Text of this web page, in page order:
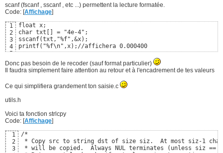
scanf (fscanf , sscanf , etc ...) permettent la lecture formatée.
Code: [Affichage]
1
2
3
4
5
float x;
char txt[] = "4e-4";
sscanf(txt,"%f",&x);
printf("%f\n",x);//affichera 0.000400
Donc pas besoin de le recoder (sauf format particulier)
Il faudra simplement faire attention au retour et à l'encadrement de tes valeurs
Ce qui simplifiera grandement ton saisie.c
utils.h
Voici ta fonction strlcpy
Code: [Affichage]
1
2
3
/*
* Copy src to string dst of size siz.  At most siz-1
* will be copied.  Always NUL terminates (unless siz ==